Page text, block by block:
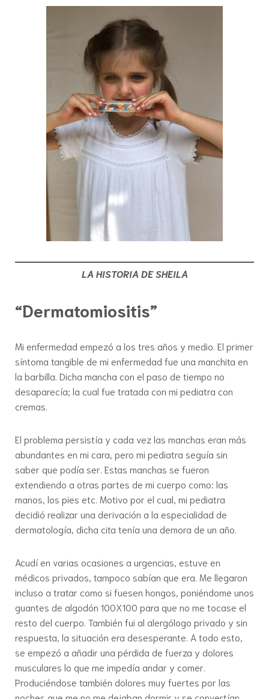
LA HISTORIA DE SHEILA
“Dermatomiositis”
Mi enfermedad empezó a los tres años y medio. El primer
síntoma tangible de mi enfermedad fue una manchita en
la barbilla. Dicha mancha con el paso de tiempo no
desaparecía; la cual fue tratada con mi pediatra con
cremas.
El problema persistía y cada vez las manchas eran más
abundantes en mi cara, pero mi pediatra seguía sin
saber que podía ser. Estas manchas se fueron
extendiendo a otras partes de mi cuerpo como: las
manos, los pies etc. Motivo por el cual, mi pediatra
decidió realizar una derivación a la especialidad de
dermatología, dicha cita tenía una demora de un año.
Acudí en varias ocasiones a urgencias, estuve en
médicos privados, tampoco sabían que era. Me llegaron
incluso a tratar como si fuesen hongos, poniéndome unos
guantes de algodón 100X100 para que no me tocase el
resto del cuerpo. También fui al alergólogo privado y sin
respuesta, la situación era desesperante. A todo esto,
se empezó a añadir una pérdida de fuerza y dolores
musculares lo que me impedía andar y comer.
Produciéndose también dolores muy fuertes por las